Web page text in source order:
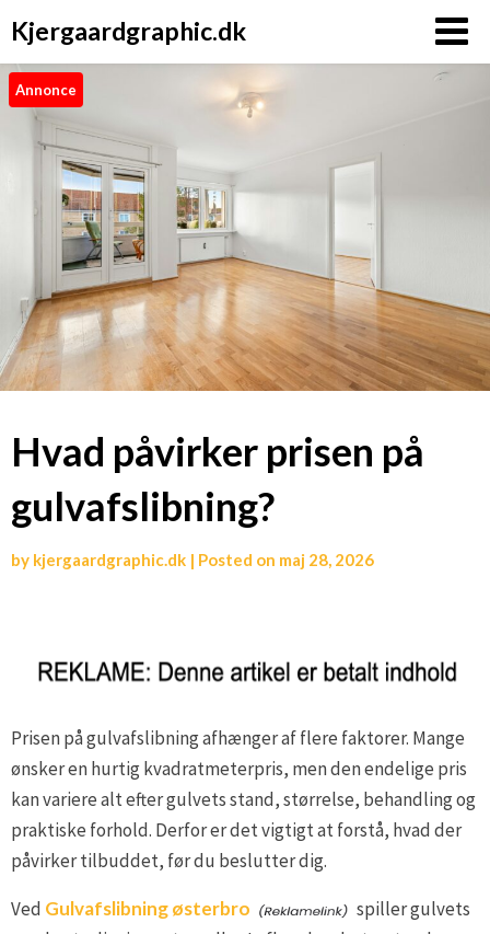
Kjergaardgraphic.dk
Annonce
Hvad påvirker prisen på
gulvafslibning?
by kjergaardgraphic.dk | Posted on maj 28, 2026
Prisen på gulvafslibning afhænger af flere faktorer. Mange
ønsker en hurtig kvadratmeterpris, men den endelige pris
kan variere alt efter gulvets stand, størrelse, behandling og
praktiske forhold. Derfor er det vigtigt at forstå, hvad der
påvirker tilbuddet, før du beslutter dig.
Ved Gulvafslibning østerbro
spiller gulvets